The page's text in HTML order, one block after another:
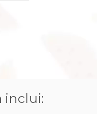
inclui: